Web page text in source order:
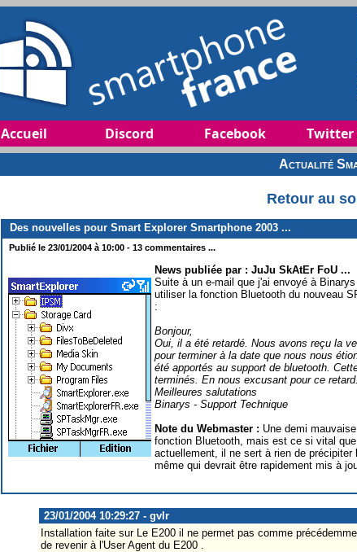
Accueil Discord Facebook Twitter
Actualité
Retour au
Des nouvelles pour Smart Explorer Smartphone 2003 ...
Publié le 23/01/2004 à 10:00 - 13 commentaires ...
News publiée par : JuJu SkAtEr FoU ...
Suite à un e-mail que j'ai envoyé à
utiliser la fonction Bluetooth du nouveau
:
Bonjour,
Oui, il a été retardé. Nous avons reçu la
pour terminer à la date que nous nous
été apportés au support de bluetooth.
terminés. En nous excusant pour ce retard.
Meilleures salutations
Binarys - Support Technique
Note du Webmaster : Une demi
fonction Bluetooth, mais est ce si vital
actuellement, il ne sert à rien de
même qui devrait être rapidement mis à
23/01/2004 10:29:27 - gvlr
Installation faite sur Le E200 il ne permet pas comme
de revenir à l'User Agent du E200 .